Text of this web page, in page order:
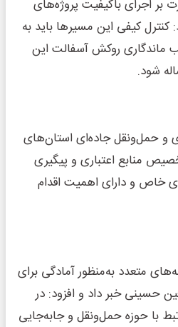
بر اجرای باکیفیت پروژه‌های
کنترل کیفی این مسیرها باید به
روکش آسفالت این
شود.
و حمل‌ونقل جاده‌ای استان‌های
منابع اعتباری و پیگیری
خاص و دارای اهمیت اقدام
متعدد به‌منظور آمادگی برای
حسینی خبر داد و افزود: در
با حوزه حمل‌ونقل و جابه‌جایی